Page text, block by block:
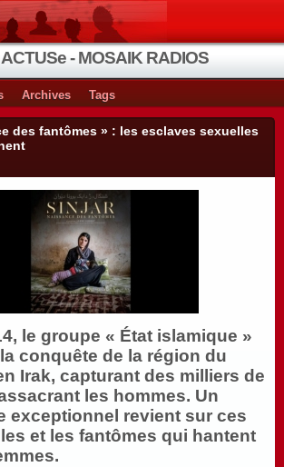
- MOSAIK RADIOS
Archives Tags
des fantômes » : les esclaves sexuelles
le groupe « État islamique »
conquête de la région du
Irak, capturant des milliers de
les hommes. Un
exceptionnel revient sur ces
et les fantômes qui hantent